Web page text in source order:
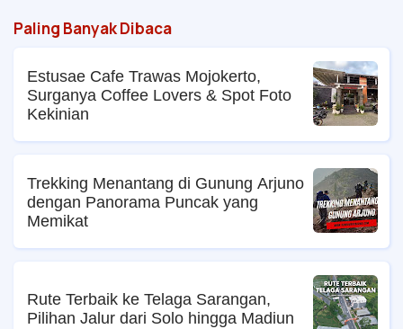
Paling Banyak Dibaca
Estusae Cafe Trawas Mojokerto,
Surganya Coffee Lovers & Spot Foto
Kekinian
Trekking Menantang di Gunung Arjuno
dengan Panorama Puncak yang
Memikat
Rute Terbaik ke Telaga Sarangan,
Pilihan Jalur dari Solo hingga Madiun